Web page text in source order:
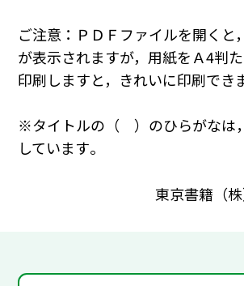
ご注意：ＰＤＦファイルを開くと
が表示されますが，用紙をＡ4判
印刷しますと，きれいに印刷でき
※タイトルの（ ）のひらがなは
しています｡
東京書籍（